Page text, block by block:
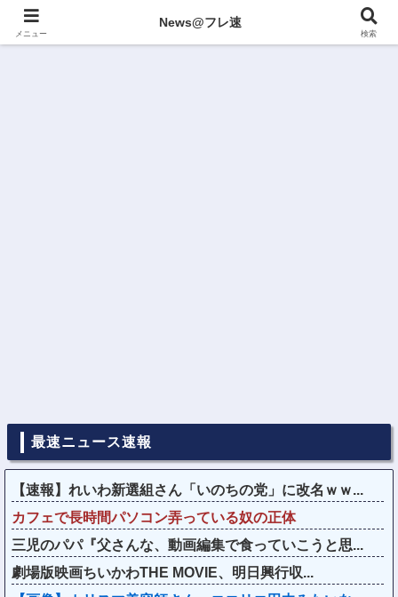
最速ニュース速報
【速報】れいわ新選組さん「いのちの党」に改名ｗｗ...
カフェで長時間パソコン弄っている奴の正体
三児のパパ『父さんな、動画編集で食っていこうと思...
劇場版映画ちいかわTHE MOVIE、明日興行収...
メニュー
News@フレ速
検索